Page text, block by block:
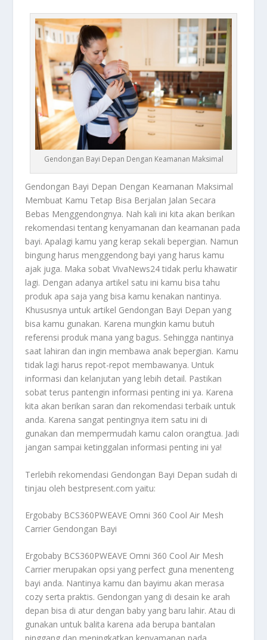
Gendongan Bayi Depan Dengan Keamanan Maksimal
Gendongan Bayi Depan Dengan Keamanan Maksimal
Membuat Kamu Tetap Bisa Berjalan Jalan Secara
Bebas Menggendongnya. Nah kali ini kita akan berikan
rekomendasi tentang kenyamanan dan keamanan pada
bayi. Apalagi kamu yang kerap sekali bepergian. Namun
bingung harus menggendong bayi yang harus kamu
ajak juga. Maka sobat VivaNews24 tidak perlu khawatir
lagi. Dengan adanya artikel satu ini kamu bisa tahu
produk apa saja yang bisa kamu kenakan nantinya.
Khususnya untuk artikel Gendongan Bayi Depan yang
bisa kamu gunakan. Karena mungkin kamu butuh
referensi produk mana yang bagus. Sehingga nantinya
saat lahiran dan ingin membawa anak bepergian. Kamu
tidak lagi harus repot-repot membawanya. Untuk
informasi dan kelanjutan yang lebih detail. Pastikan
sobat terus pantengin informasi penting ini ya. Karena
kita akan berikan saran dan rekomendasi terbaik untuk
anda. Karena sangat pentingnya item satu ini di
gunakan dan mempermudah kamu calon orangtua. Jadi
jangan sampai ketinggalan informasi penting ini ya!
Terlebih rekomendasi Gendongan Bayi Depan sudah di
tinjau oleh bestpresent.com yaitu:
Ergobaby BCS360PWEAVE Omni 360 Cool Air Mesh
Carrier Gendongan Bayi
Ergobaby BCS360PWEAVE Omni 360 Cool Air Mesh
Carrier merupakan opsi yang perfect guna menenteng
bayi anda. Nantinya kamu dan bayimu akan merasa
cozy serta praktis. Gendongan yang di desain ke arah
depan bisa di atur dengan baby yang baru lahir. Atau di
gunakan untuk balita karena ada berupa bantalan